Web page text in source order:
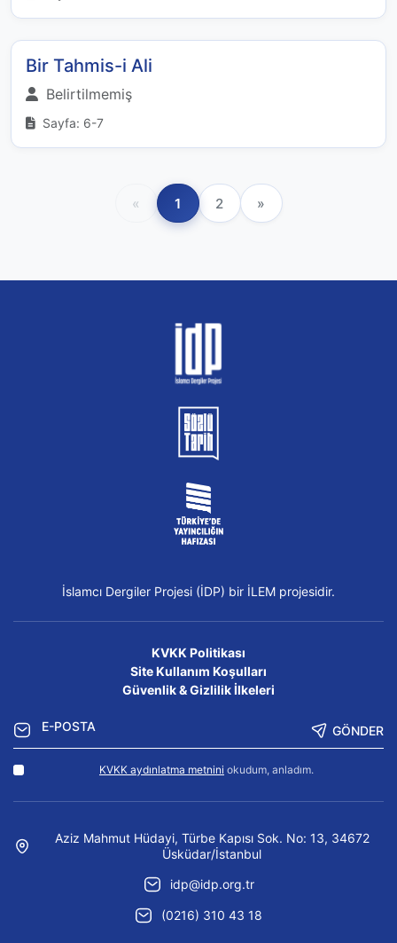
Bir Tahmis-i Ali
Belirtilmemiş
Sayfa: 6-7
« 1 2 »
İslamcı Dergiler Projesi (İDP) bir İLEM projesidir.
KVKK Politikası
Site Kullanım Koşulları
Güvenlik & Gizlilik İlkeleri
GÖNDER
KVKK aydınlatma metnini okudum, anladım.
Aziz Mahmut Hüdayi, Türbe Kapısı Sok. No: 13, 34672
Üsküdar/İstanbul
idp@idp.org.tr
(0216) 310 43 18